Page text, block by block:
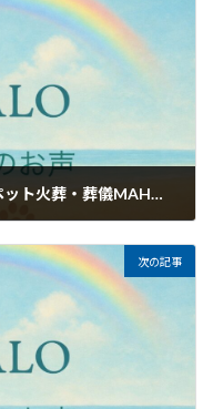
担当者が素晴らしい人です｜訪問ペット火葬・葬儀MAHALOのお客様のお声
次の記事